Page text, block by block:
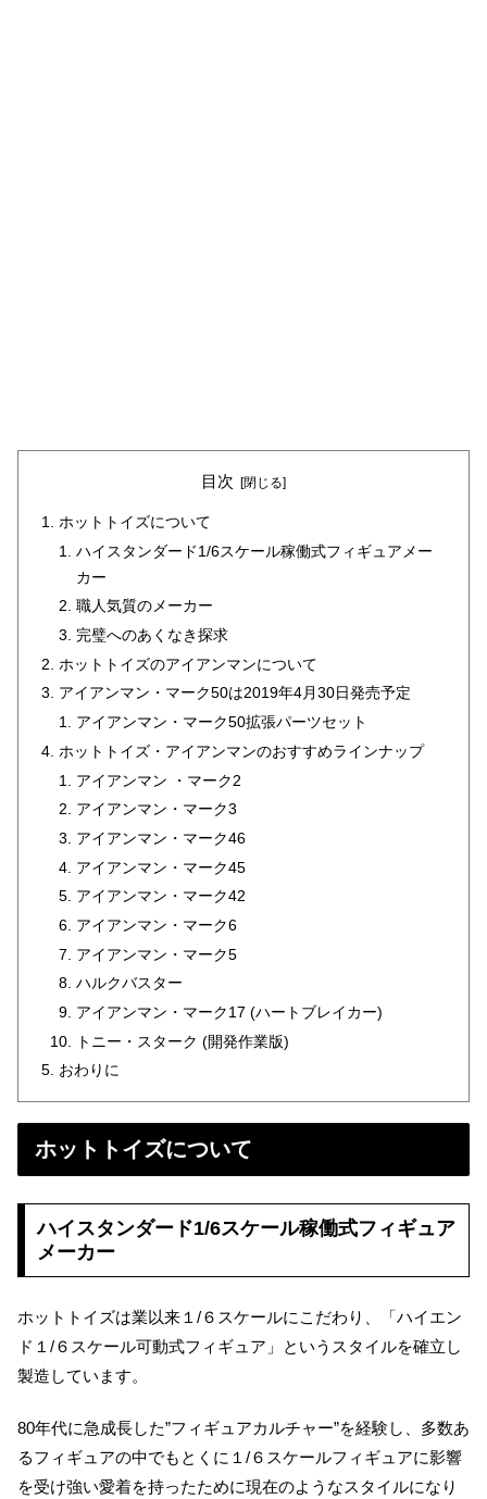
目次
ホットトイズについて
ハイスタンダード1/6スケール稼働式フィギュアメー
カー
職人気質のメーカー
完璧へのあくなき探求
ホットトイズのアイアンマンについて
アイアンマン・マーク50は2019年4月30日発売予定
アイアンマン・マーク50拡張パーツセット
ホットトイズ・アイアンマンのおすすめラインナップ
アイアンマン ・マーク2
アイアンマン・マーク3
アイアンマン・マーク46
アイアンマン・マーク45
アイアンマン・マーク42
アイアンマン・マーク6
アイアンマン・マーク5
ハルクバスター
アイアンマン・マーク17 (ハートブレイカー)
トニー・スターク (開発作業版)
おわりに
ホットトイズについて
ハイスタンダード1/6スケール稼働式フィギュア
メーカー
ホットトイズは業以来１/６スケールにこだわり、「ハイエン
ド１/６スケール可動式フィギュア」というスタイルを確立し
製造しています。
80年代に急成長した”フィギュアカルチャー”を経験し、多数あ
るフィギュアの中でもとくに１/６スケールフィギュアに影響
を受け強い愛着を持ったために現在のようなスタイルになり